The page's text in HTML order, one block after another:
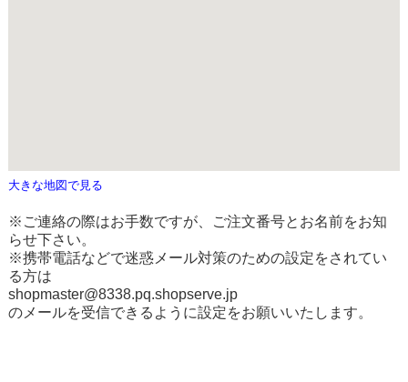
大きな地図で見る
※ご連絡の際はお手数ですが、ご注文番号とお名前をお知
らせ下さい。
※携帯電話などで迷惑メール対策のための設定をされてい
る方は
shopmaster@8338.pq.shopserve.jp
のメールを受信できるように設定をお願いいたします。